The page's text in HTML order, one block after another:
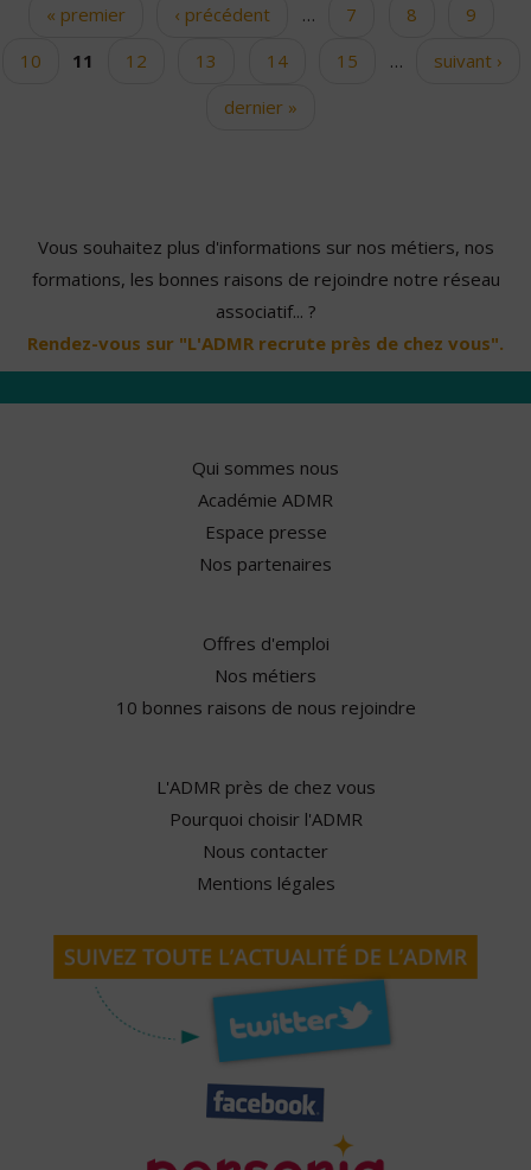
Pages« premier ‹ précédent … 7 8
9
10
11 12 13 14 15 …
suivant ›
dernier »
Vous souhaitez plus d'informations sur nos métiers, nos
formations, les bonnes raisons de rejoindre notre réseau
associatif... ?
Rendez-vous sur "L'ADMR recrute près de chez vous".
Qui sommes nous
Académie ADMR
Espace presse
Nos partenaires
Offres d'emploi
Nos métiers
10 bonnes raisons de nous rejoindre
L'ADMR près de chez vous
Pourquoi choisir l'ADMR
Nous contacter
Mentions légales